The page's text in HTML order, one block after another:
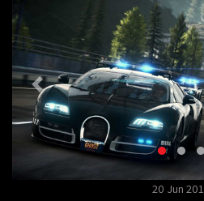
20 Jun